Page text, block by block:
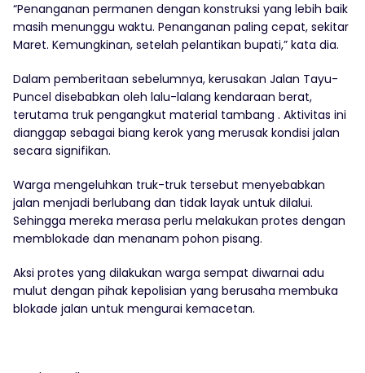
“Penanganan permanen dengan konstruksi yang lebih baik
masih menunggu waktu. Penanganan paling cepat, sekitar
Maret. Kemungkinan, setelah pelantikan bupati,” kata dia.
Dalam pemberitaan sebelumnya, kerusakan Jalan Tayu-
Puncel disebabkan oleh lalu-lalang kendaraan berat,
terutama truk pengangkut material tambang . Aktivitas ini
dianggap sebagai biang kerok yang merusak kondisi jalan
secara signifikan.
Warga mengeluhkan truk-truk tersebut menyebabkan
jalan menjadi berlubang dan tidak layak untuk dilalui.
Sehingga mereka merasa perlu melakukan protes dengan
memblokade dan menanam pohon pisang.
Aksi protes yang dilakukan warga sempat diwarnai adu
mulut dengan pihak kepolisian yang berusaha membuka
blokade jalan untuk mengurai kemacetan.